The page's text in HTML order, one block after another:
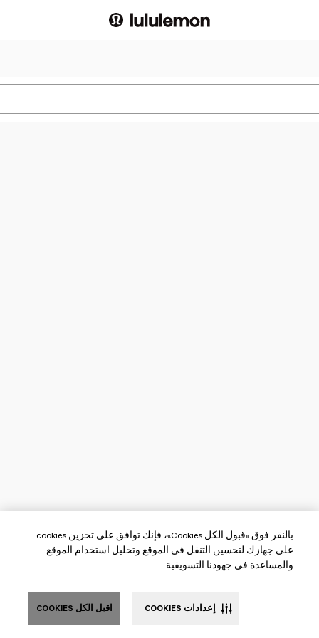
بالنقر فوق «قبول الكل Cookies»، فإنك توافق على تخزين cookies
على جهازك لتحسين التنقل في الموقع وتحليل استخدام الموقع
والمساعدة في جهودنا التسويقية.
اقبل الكل COOKIES إعدادات COOKIES